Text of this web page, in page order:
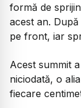
formă de
acest an.
pe front, iar
Acest summit
niciodată, o
fiecare